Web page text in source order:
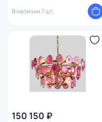
В наличии 7 шт.
150 150 ₽